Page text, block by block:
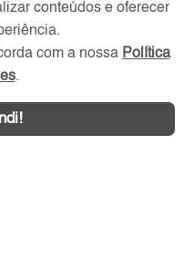
conteúdos e oferecer
com a nossa Política
.